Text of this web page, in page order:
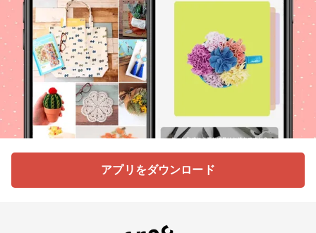
アプリをダウンロード